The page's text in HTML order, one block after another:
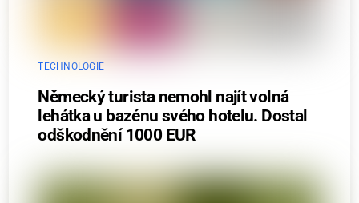
TECHNOLOGIE
Německý turista nemohl najít volná
lehátka u bazénu svého hotelu. Dostal
odškodnění 1000 EUR